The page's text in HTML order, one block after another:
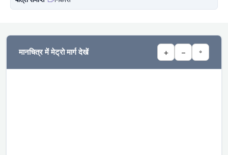
मानचित्र में मेट्रो मार्ग देखें + − ⌖